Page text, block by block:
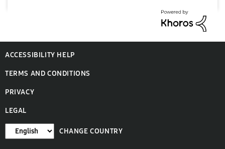
ACCESSIBILITY HELP
TERMS AND CONDITIONS
PRIVACY
LEGAL
CHANGE COUNTRY